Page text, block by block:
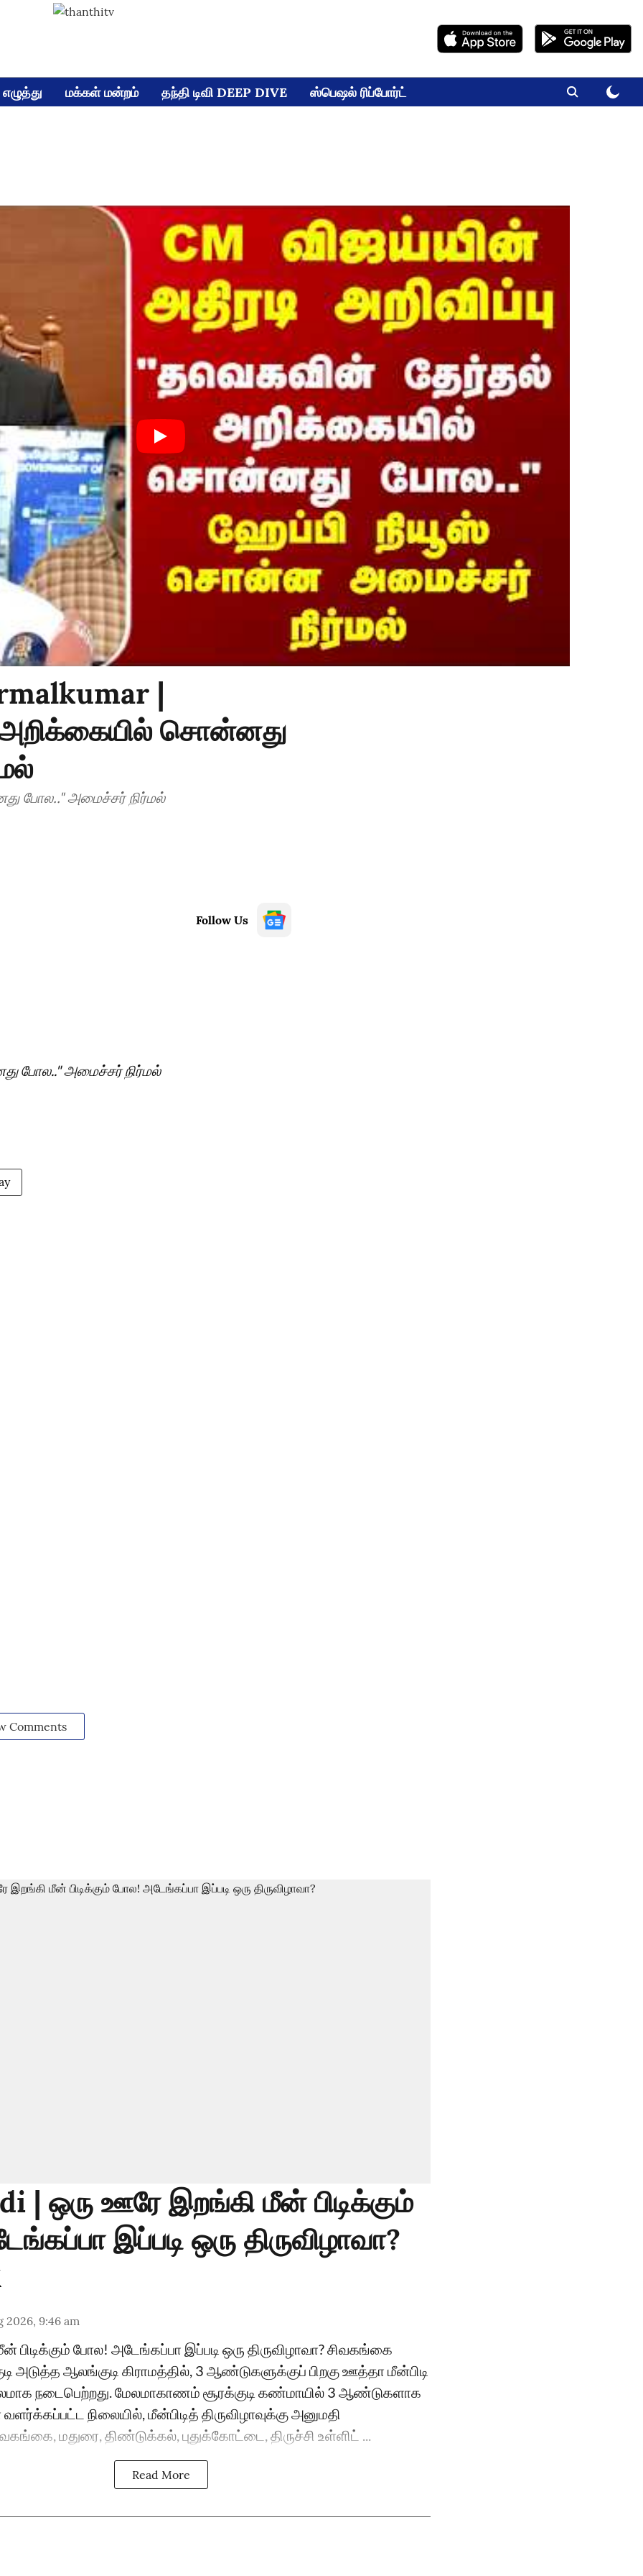
மக்கள் மன்றம் தந்தி டிவி DEEP DIVE ஸ்பெஷல் ரிப்போர்ட்
|
சொன்னது
போல.." அமைச்சர் நிர்மல்
Follow Us
போல.." அமைச்சர் நிர்மல்
Comments
| ஒரு ஊரே இறங்கி மீன் பிடிக்கும்
இப்படி ஒரு திருவிழாவா?
2026, 9:46 am
பிடிக்கும் போல! அடேங்கப்பா இப்படி ஒரு திருவிழாவா? சிவகங்கை
அடுத்த ஆலங்குடி கிராமத்தில், 3 ஆண்டுகளுக்குப் பிறகு ஊத்தா மீன்பிடி
நடைபெற்றது. மேலமாகாணம் சூரக்குடி கண்மாயில் 3 ஆண்டுகளாக
நிலையில், மீன்பிடித் திருவிழாவுக்கு அனுமதி
மதுரை, திண்டுக்கல், புதுக்கோட்டை, திருச்சி உள்ளிட் ...
Read More